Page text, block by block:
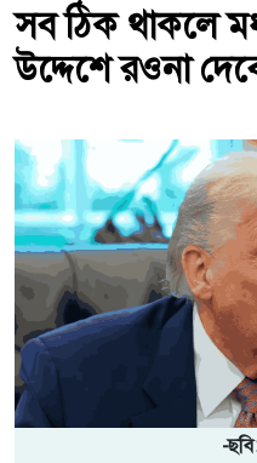
সব ঠিক থাকলে
উদ্দেশে রওনা
-